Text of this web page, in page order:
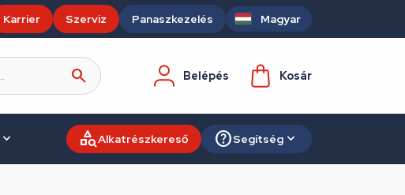
Karrier Szerviz Panaszkezelés Magyar
Belépés Kosár
Alkatrészkereső Segítség